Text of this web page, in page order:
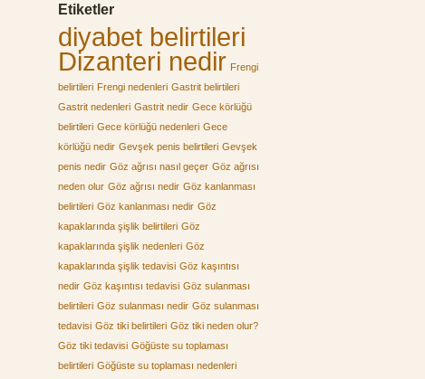
Etiketler
diyabet belirtileri
Dizanteri nedir Frengi
belirtileri Frengi nedenleri Gastrit belirtileri
Gastrit nedenleri Gastrit nedir Gece körlüğü
belirtileri Gece körlüğü nedenleri Gece
körlüğü nedir Gevşek penis belirtileri Gevşek
penis nedir Göz ağrısı nasıl geçer Göz ağrısı
neden olur Göz ağrısı nedir Göz kanlanması
belirtileri Göz kanlanması nedir Göz
kapaklarında şişlik belirtileri Göz
kapaklarında şişlik nedenleri Göz
kapaklarında şişlik tedavisi Göz kaşıntısı
nedir Göz kaşıntısı tedavisi Göz sulanması
belirtileri Göz sulanması nedir Göz sulanması
tedavisi Göz tiki belirtileri Göz tiki neden olur?
Göz tiki tedavisi Göğüste su toplaması
belirtileri Göğüste su toplaması nedenleri